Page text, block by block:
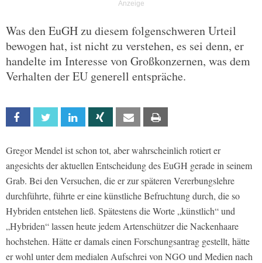
Was den EuGH zu diesem folgenschweren Urteil
bewogen hat, ist nicht zu verstehen, es sei denn, er
handelte im Interesse von Großkonzernen, was dem
Verhalten der EU generell entspräche.
Facebook Twitter Linkedin Xing Email
Gregor Mendel ist schon tot, aber wahrscheinlich rotiert er
angesichts der aktuellen Entscheidung des EuGH gerade in seinem
Grab. Bei den Versuchen, die er zur späteren Vererbungslehre
durchführte, führte er eine künstliche Befruchtung durch, die so
Hybriden entstehen ließ. Spätestens die Worte „künstlich“ und
„Hybriden“ lassen heute jedem Artenschützer die Nackenhaare
hochstehen. Hätte er damals einen Forschungsantrag gestellt, hätte
er wohl unter dem medialen Aufschrei von NGO und Medien nach